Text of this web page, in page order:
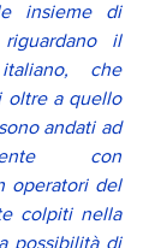
insieme di
il
che
oltre a quello
andati ad
con
operatori del
colpiti nella
possibilità di